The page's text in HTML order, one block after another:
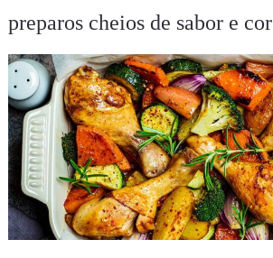
preparos cheios de sabor e cor